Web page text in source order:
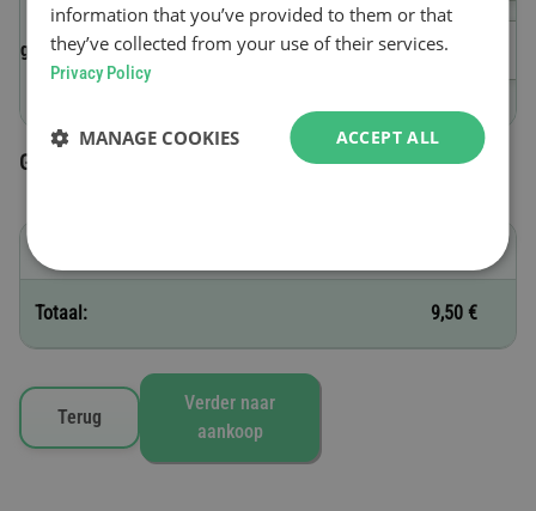
Begindatum van geldigheid
Geselecteerde tolvignetten
Totaal: 9,50 €
Terug
Verder naar
aankoop
information that you’ve provided to them or that
they’ve collected from your use of their services.
Privacy Policy
ACCEPT ALL
MANAGE COOKIES